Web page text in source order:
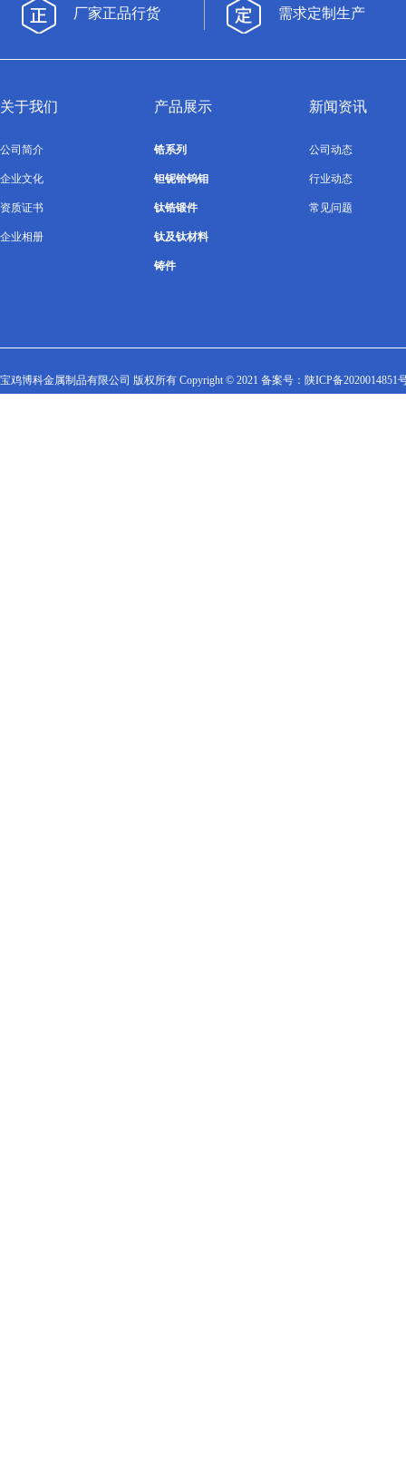
厂家正品行货 需求定制生产
关于我们
公司简介
企业文化
资质证书
企业相册
产品展示
锆系列
钽铌铪钨钼
钛锆锻件
钛及钛材料
铸件
新闻资讯
公司动态
行业动态
常见问题
宝鸡博科金属制品有限公司 版权所有 Copyright © 2021 备案号： 陕ICP备2020014851